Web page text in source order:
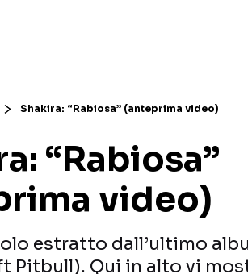
Shakira: “Rabiosa” (anteprima video)
“Rabiosa”
video)
estratto dall’ultimo
Pitbull). Qui in alto vi